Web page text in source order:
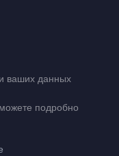
ваших данных
подробно